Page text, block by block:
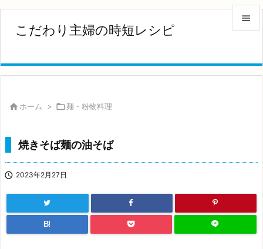
こだわり主婦の時短レシピ



 ホーム > 麺・粉物料理
焼きそば麺の油そば
 2023年2月27日
B!